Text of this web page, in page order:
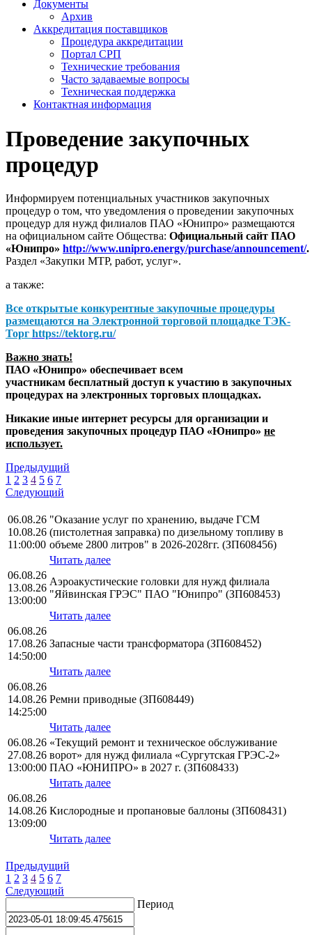
Документы
Архив
Аккредитация поставщиков
Процедура аккредитации
Портал СРП
Технические требования
Часто задаваемые вопросы
Техническая поддержка
Контактная информация
Проведение закупочных
процедур
Информируем потенциальных участников закупочных
процедур о том, что уведомления о проведении закупочных
процедур для нужд филиалов ПАО «Юнипро» размещаются
на официальном сайте Общества: Официальный сайт ПАО
«Юнипро» http://www.unipro.energy/purchase/announcement/.
Раздел «Закупки МТР, работ, услуг».
а также:
Все открытые конкурентные закупочные процедуры
размещаются на Электронной торговой площадке ТЭК-
Торг https://tektorg.ru/
Важно знать!
ПАО «Юнипро» обеспечивает всем
участникам бесплатный доступ к участию в закупочных
процедурах на электронных торговых площадках.
Никакие иные интернет ресурсы для организации и
проведения закупочных процедур ПАО «Юнипро» не
использует.
Предыдущий
1 2 3 4 5 6 7
Следующий
06.08.26
10.08.26
11:00:00
"Оказание услуг по хранению, выдаче ГСМ
(пистолетная заправка) по дизельному топливу в
объеме 2800 литров" в 2026-2028гг. (ЗП608456)
Читать далее
06.08.26
13.08.26
13:00:00
Аэроакустические головки для нужд филиала
"Яйвинская ГРЭС" ПАО "Юнипро" (ЗП608453)
Читать далее
06.08.26
17.08.26
14:50:00
Запасные части трансформатора (ЗП608452)
Читать далее
06.08.26
14.08.26
14:25:00
Ремни приводные (ЗП608449)
Читать далее
06.08.26
27.08.26
13:00:00
«Текущий ремонт и техническое обслуживание
ворот» для нужд филиала «Сургутская ГРЭС-2»
ПАО «ЮНИПРО» в 2027 г. (ЗП608433)
Читать далее
06.08.26
14.08.26
13:09:00
Кислородные и пропановые баллоны (ЗП608431)
Читать далее
Предыдущий
1 2 3 4 5 6 7
Следующий
Период